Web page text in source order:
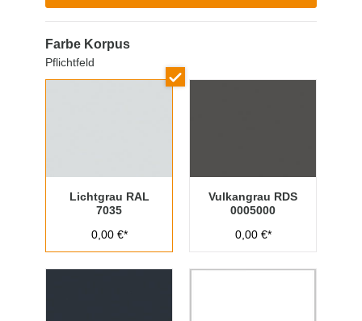
Farbe Korpus
Pflichtfeld
Lichtgrau RAL
7035
0,00 €*
Vulkangrau RDS
0005000
0,00 €*